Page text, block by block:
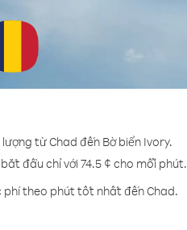
từ Chad đến Bờ biển Ivory.
đầu chỉ với 74.5 ¢ cho mỗi phút.
phí theo phút tốt nhất đến Chad.